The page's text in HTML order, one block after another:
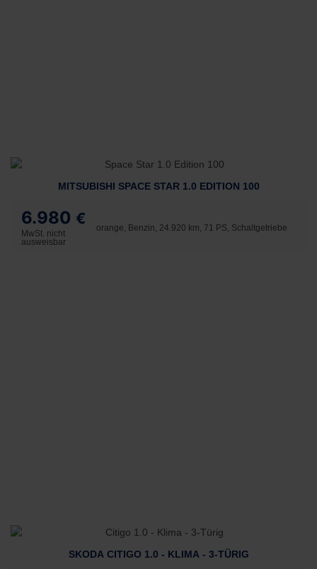
MITSUBISHI SPACE STAR 1.0 EDITION 100
6.980 €
MwSt. nicht
ausweisbar
orange, Benzin, 24.920 km, 71 PS, Schaltgetriebe
SKODA CITIGO 1.0 - KLIMA - 3-TÜRIG